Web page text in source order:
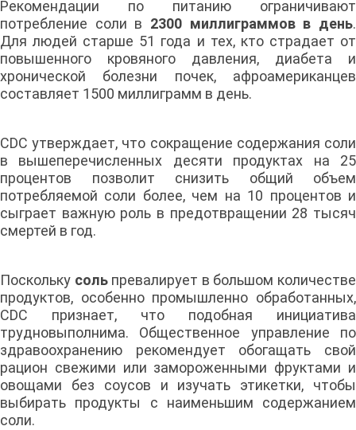
Рекомендации по питанию ограничивают
потребление соли в 2300 миллиграммов в день.
Для людей старше 51 года и тех, кто страдает от
повышенного кровяного давления, диабета и
хронической болезни почек, афроамериканцев
составляет 1500 миллиграмм в день.
CDC утверждает, что сокращение содержания соли
в вышеперечисленных десяти продуктах на 25
процентов позволит снизить общий объем
потребляемой соли более, чем на 10 процентов и
сыграет важную роль в предотвращении 28 тысяч
смертей в год.
Поскольку сольпревалирует в большом количестве
продуктов, особенно промышленно обработанных,
CDC признает, что подобная инициатива
трудновыполнима. Общественное управление по
здравоохранению рекомендует обогащать свой
рацион свежими или замороженными фруктами и
овощами без соусов и изучать этикетки, чтобы
выбирать продукты с наименьшим содержанием
соли.